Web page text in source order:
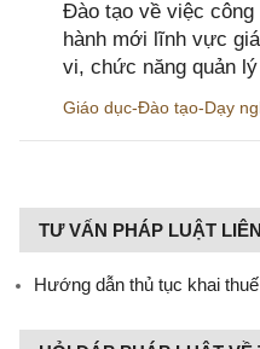
Đào tạo về việc công
hành mới lĩnh vực
vi, chức năng quản
Giáo dục-Đào tạo-Dạy
TƯ VẤN PHÁP LUẬT
Hướng dẫn thủ tục khai